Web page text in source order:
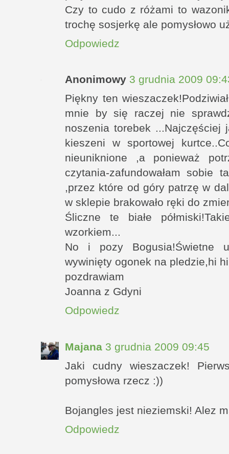
Czy to cudo z różami to
trochę sosjerkę ale pomysłowo
Odpowiedz
Anonimowy 3 grudnia 2009
Piękny ten
mnie by się raczej nie
noszenia torebek
kieszeni w sportowej
nieuniknione ,a ponieważ
czytania-zafundowałam sobie
,przez które od góry patrzę w
w sklepie brakowało ręki do
Śliczne te białe
wzorkiem...
No i pozy Bogusia!Świetne
wywinięty ogonek na pledzie,hi
pozdrawiam
Joanna z Gdyni
Odpowiedz
Majana 3 grudnia 2009 09:45
Jaki cudny wieszaczek!
pomysłowa rzecz :))
Bojangles jest nieziemski! Alez
Odpowiedz